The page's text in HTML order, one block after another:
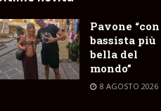
Pavone
bassista più
bella del
mondo”
8 AGOSTO 2026